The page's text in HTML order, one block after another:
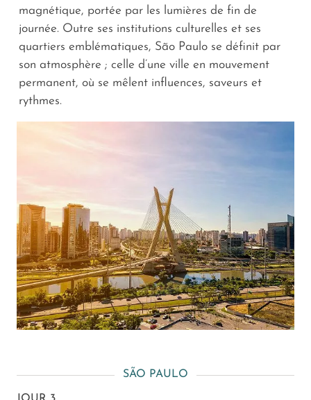
magnétique, portée par les lumières de fin de
journée. Outre ses institutions culturelles et ses
quartiers emblématiques, São Paulo se définit par
son atmosphère ; celle d’une ville en mouvement
permanent, où se mêlent influences, saveurs et
rythmes.
SÃO PAULO